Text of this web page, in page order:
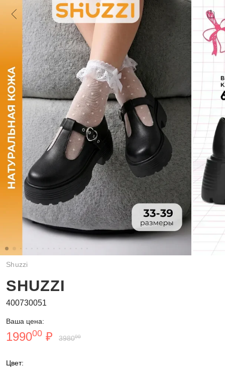
Shuzzi
SHUZZI
400730051
Ваша цена:
199000 ₽ 398000
Цвет: